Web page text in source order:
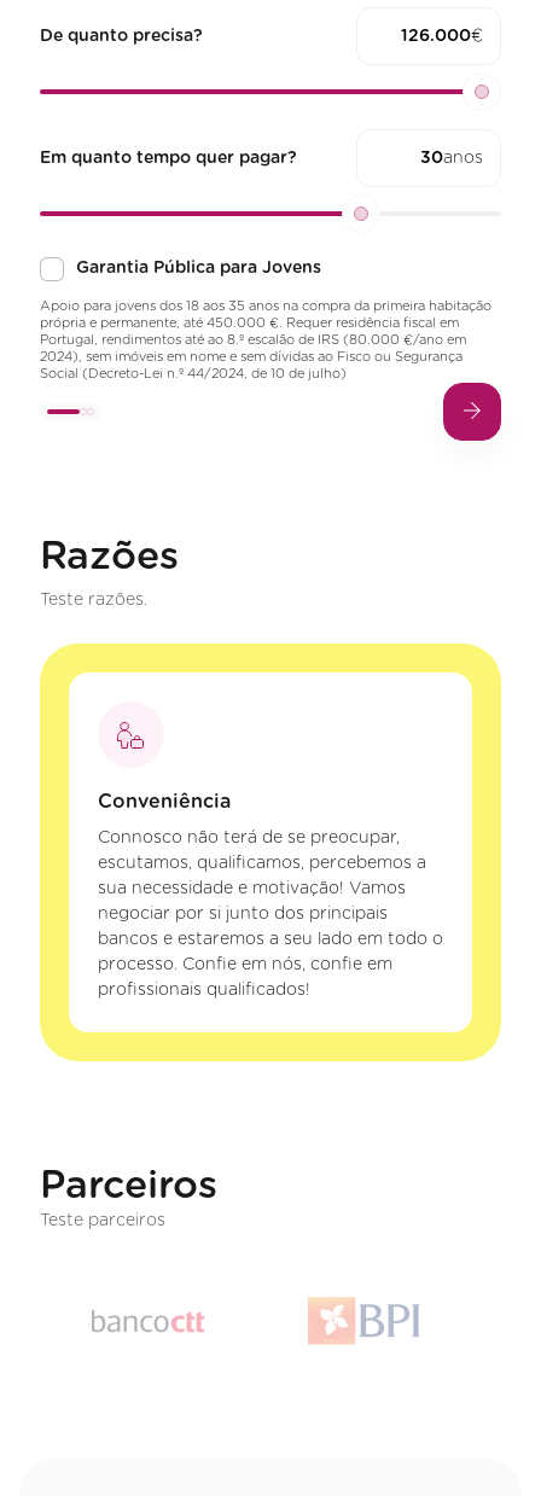
De quanto precisa? €
Em quanto tempo quer pagar? anos
Garantia Pública para Jovens
Apoio para jovens dos 18 aos 35 anos na compra da primeira habitação
própria e permanente, até 450.000 €. Requer residência fiscal em
Portugal, rendimentos até ao 8.º escalão de IRS (80.000 €/ano em
2024), sem imóveis em nome e sem dívidas ao Fisco ou Segurança
Social (Decreto-Lei n.º 44/2024, de 10 de julho)
Razões
Teste razões.
Conveniência
Connosco não terá de se preocupar,
escutamos, qualificamos, percebemos a
sua necessidade e motivação! Vamos
negociar por si junto dos principais
bancos e estaremos a seu lado em todo o
processo. Confie em nós, confie em
profissionais qualificados!
Parceiros
Teste parceiros